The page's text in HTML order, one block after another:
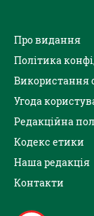
Про видання
Політика
Використання
Угода
Редакційна
Кодекс етики
Наша редакція
Контакти